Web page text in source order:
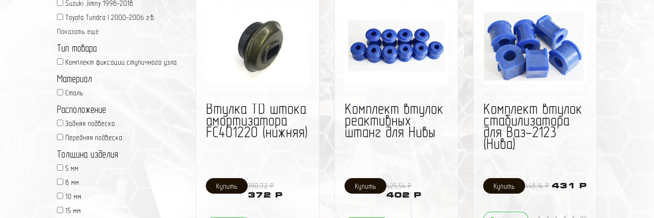
Suzuki Jimny 1998-2018
Toyota Tundra I 2000-2006 г.в.
Показать ещё
Тип товара
Комплект фиксации ступичного узла
Материал
Сталь
Расположение
Задняя подвеска
Передняя подвеска
Толщина изделия
5 мм
8 мм
10 мм
15 мм
требуется 2 втулки.
Втулка TD штока
амортизатора
FC401220 (нижняя)
390,72 Р
372 Р
Комплект втулок
реактивных
штанг для Нивы
425,54 Р
402 Р
Комплект втулок
стабилизатора
для Ваз-2123
(Нива)
448,14 Р 431 Р